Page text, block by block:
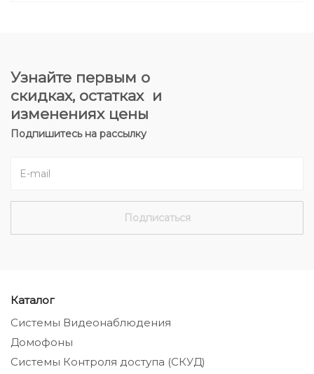
Узнайте первым о
скидках, остатках и
изменениях цены
Подпишитесь на рассылку
Каталог
Системы Видеонаблюдения
Домофоны
Системы Контроля доступа (СКУД)